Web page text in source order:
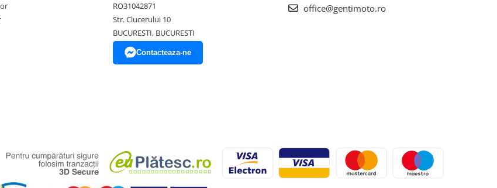
RO31042871
Str. Clucerului 10
BUCURESTI, BUCURESTI
Contacteaza-ne
office@gentimoto.ro